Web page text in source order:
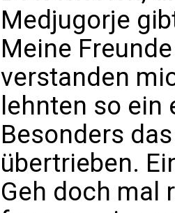
Medjugorje
Meine
verstanden
lehnten so ein
Besonders
übertrieben.
Geh doch